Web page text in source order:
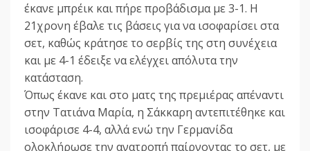
έκανε μπρέικ και πήρε προβάδισμα με 3-1. Η
21χρονη έβαλε τις βάσεις για να ισοφαρίσει στα
σετ, καθώς κράτησε το σερβίς της στη συνέχεια
και με 4-1 έδειξε να ελέγχει απόλυτα την
κατάσταση.
Όπως έκανε και στο ματς της πρεμιέρας απέναντι
στην Τατιάνα Μαρία, η Σάκκαρη αντεπιτέθηκε και
ισοφάρισε 4-4, αλλά ενώ την Γερμανίδα
ολοκλήρωσε την ανατροπή παίρνοντας το σετ, με